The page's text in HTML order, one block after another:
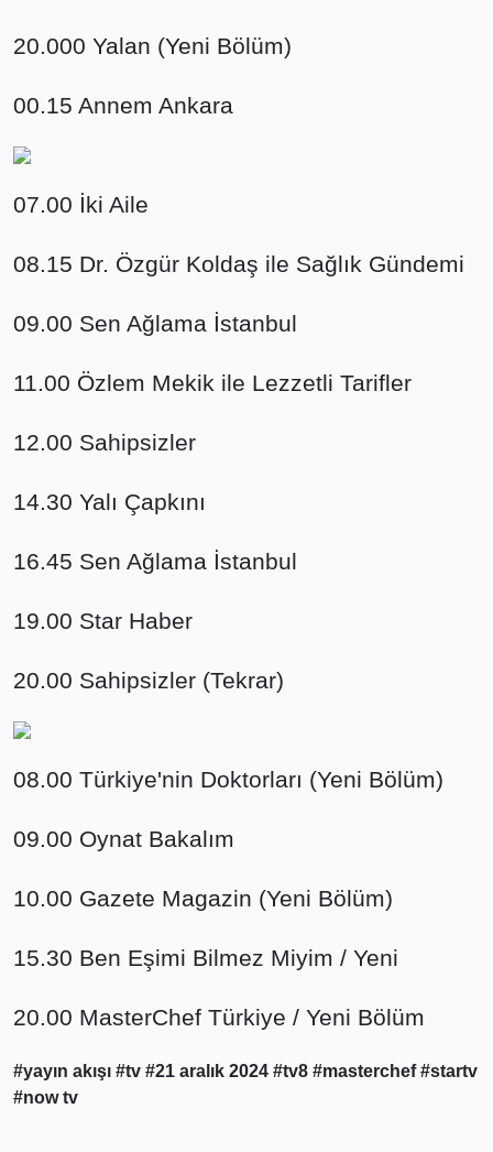
20.000 Yalan (Yeni Bölüm)
00.15 Annem Ankara
07.00 İki Aile
08.15 Dr. Özgür Koldaş ile Sağlık Gündemi
09.00 Sen Ağlama İstanbul
11.00 Özlem Mekik ile Lezzetli Tarifler
12.00 Sahipsizler
14.30 Yalı Çapkını
16.45 Sen Ağlama İstanbul
19.00 Star Haber
20.00 Sahipsizler (Tekrar)
08.00 Türkiye'nin Doktorları (Yeni Bölüm)
09.00 Oynat Bakalım
10.00 Gazete Magazin (Yeni Bölüm)
15.30 Ben Eşimi Bilmez Miyim / Yeni
20.00 MasterChef Türkiye / Yeni Bölüm
#yayın akışı #tv #21 aralık 2024 #tv8 #masterchef#startv
#now tv